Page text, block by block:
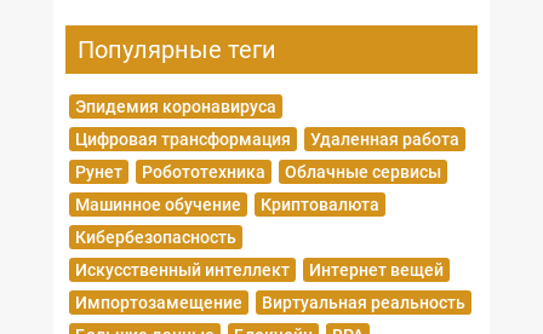
Популярные теги
Эпидемия коронавируса
Цифровая трансформация
Удаленная работа
Рунет
Робототехника
Облачные сервисы
Машинное обучение
Криптовалюта
Кибербезопасность
Искусственный интеллект
Интернет вещей
Импортозамещение
Виртуальная реальность